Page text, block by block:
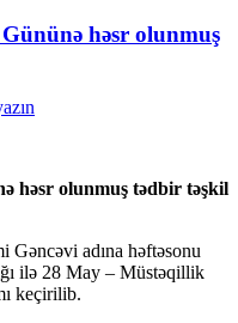
həsr olunmuş
həsr olunmuş tədbir təşkil
Gəncəvi adına həftəsonu
ilə 28 May – Müstəqillik
keçirilib.